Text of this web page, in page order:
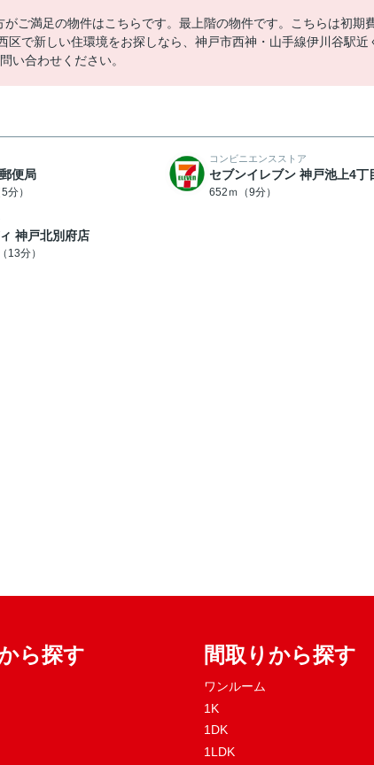
ご満足の物件はこちらです。最上階の物件です。こちらは初期
で新しい住環境をお探しなら、神戸市西神・山手線伊川谷駅近
い合わせください。
便局
分）
コンビニエンスストア
セブンイレブン 神戸池上4丁
652ｍ（9分）
神戸北別府店
13分）
ら探す 間取りから探す
ワンルーム
1K
1DK
1LDK